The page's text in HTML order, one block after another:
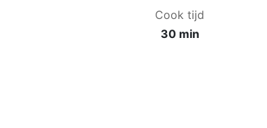
Cook tijd
30 min